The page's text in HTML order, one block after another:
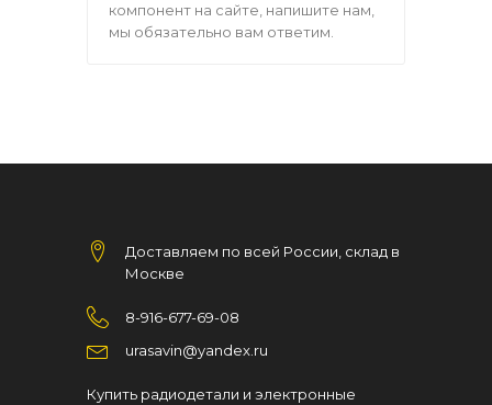
компонент на сайте, напишите нам,
мы обязательно вам ответим.
Доставляем по всей России, склад в
Москве
8-916-677-69-08
urasavin@yandex.ru
Купить радиодетали и электронные